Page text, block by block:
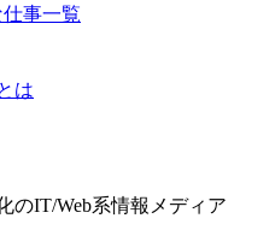
事一覧
は
のIT/Web系情報メディア